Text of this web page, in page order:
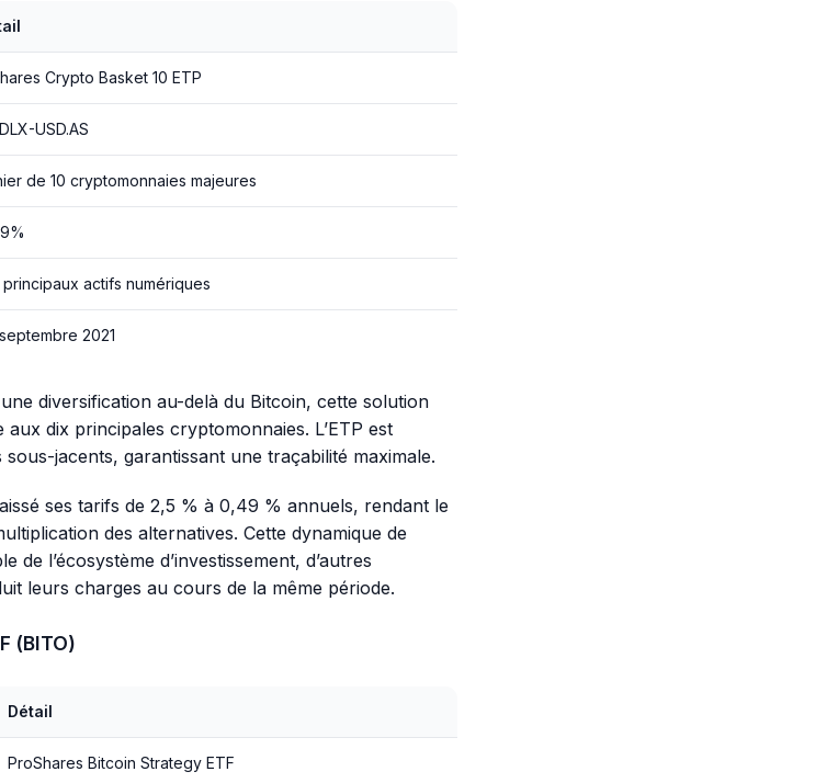
Crypto Basket 10 ETP
USD.AS
de 10 cryptomonnaies majeures
principaux actifs numériques
2021
diversification au-delà du Bitcoin, cette solution
dix principales cryptomonnaies. L’ETP est
jacents, garantissant une traçabilité maximale.
ses tarifs de 2,5 % à 0,49 % annuels, rendant le
des alternatives. Cette dynamique de
de l’écosystème d’investissement, d’autres
leurs charges au cours de la même période.
(BITO)
Détail
ProShares Bitcoin Strategy ETF